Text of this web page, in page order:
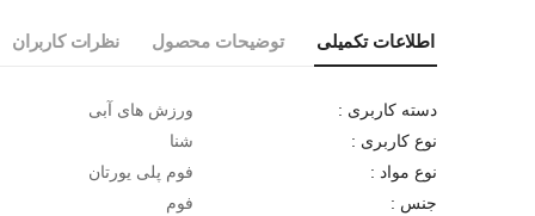
اطلاعات تکمیلی توضیحات محصول نظرات کاربران
دسته کاربری : ورزش های آبی
نوع کاربری : شنا
نوع مواد : فوم پلی یورتان
جنس : فوم